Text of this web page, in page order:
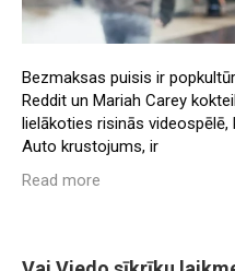
Bezmaksas puisis ir
Reddit un Mariah Carey
lielākoties risinās
Auto krustojums, ir
Read more